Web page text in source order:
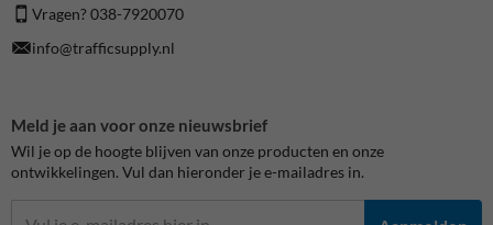
Vragen? 038-7920070
info@trafficsupply.nl
Meld je aan voor onze nieuwsbrief
Wil je op de hoogte blijven van onze producten en onze
ontwikkelingen. Vul dan hieronder je e-mailadres in.